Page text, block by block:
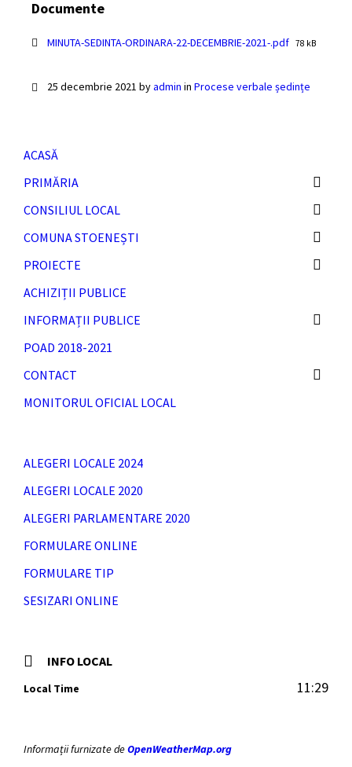
Documente
MINUTA-SEDINTA-ORDINARA-22-DECEMBRIE-2021-.pdf File
78 kB
25 decembrie 2021 byadmin in Procese verbale ședințe
ACASĂ
PRIMĂRIA
CONSILIUL LOCAL
COMUNA STOENEȘTI
PROIECTE
ACHIZIȚII PUBLICE
INFORMAȚII PUBLICE
POAD 2018-2021
CONTACT
MONITORUL OFICIAL LOCAL
ALEGERI LOCALE 2024
ALEGERI LOCALE 2020
ALEGERI PARLAMENTARE 2020
FORMULARE ONLINE
FORMULARE TIP
SESIZARI ONLINE
INFO LOCAL
Local Time 11:29
Informații furnizate deOpenWeatherMap.org